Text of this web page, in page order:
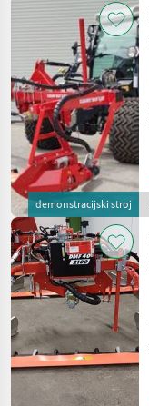
demonstracijski stroj